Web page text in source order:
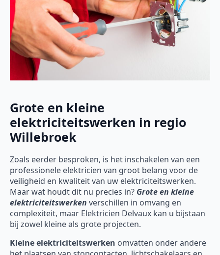
Grote en kleine
elektriciteitswerken in regio
Willebroek
Zoals eerder besproken, is het inschakelen van een
professionele elektricien van groot belang voor de
veiligheid en kwaliteit van uw elektriciteitswerken.
Maar wat houdt dit nu precies in? Grote en kleine
elektriciteitswerken verschillen in omvang en
complexiteit, maar Elektricien Delvaux kan u bijstaan
bij zowel kleine als grote projecten.
Kleine elektriciteitswerken omvatten onder andere